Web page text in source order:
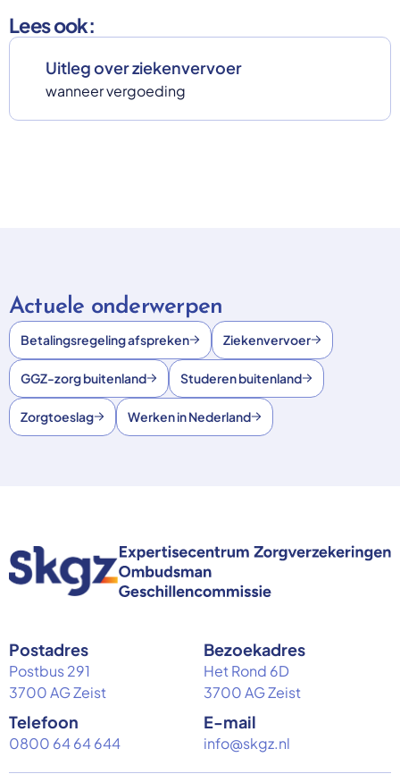
Lees ook:
Uitleg over ziekenvervoer
wanneer vergoeding
Actuele onderwerpen
Betalingsregeling afspreken Ziekenvervoer
GGZ-zorg buitenland Studeren buitenland
Zorgtoeslag Werken in Nederland
Postadres
Postbus 291
3700 AG Zeist
Bezoekadres
Het Rond 6D
3700 AG Zeist
Telefoon
0800 64 64 644
E-mail
info@skgz.nl